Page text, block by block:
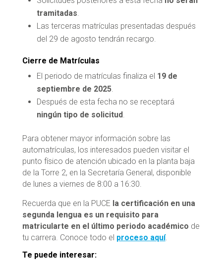
tramitadas.
Las terceras matrículas presentadas después
del 29 de agosto tendrán recargo.
Cierre de Matrículas
El periodo de matrículas finaliza el 19 de
septiembre de 2025.
Después de esta fecha no se receptará
ningún tipo de solicitud.
Para obtener mayor información sobre las
automatrículas, los interesados pueden visitar el
punto físico de atención ubicado en la planta baja
de la Torre 2, en la Secretaría General, disponible
de lunes a viernes de 8:00 a 16:30.
Recuerda que en la PUCE la certificación en una
segunda lengua es un requisito para
matricularte en el último periodo académico de
tu carrera. Conoce todo el proceso aquí.
Te puede interesar: